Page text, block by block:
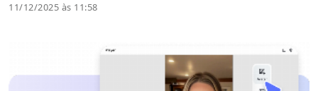
11/12/2025 às 11:58